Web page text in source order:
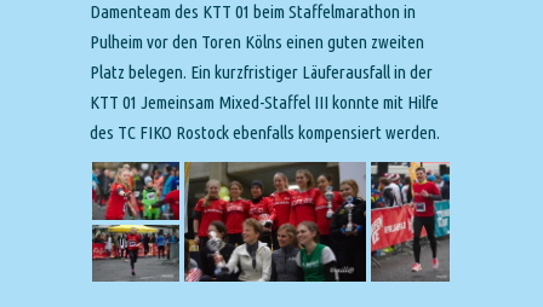
Damenteam des KTT 01 beim Staffelmarathon in
Pulheim vor den Toren Kölns einen guten zweiten
Platz belegen. Ein kurzfristiger Läuferausfall in der
KTT 01 Jemeinsam Mixed-Staffel III konnte mit Hilfe
des TC FIKO Rostock ebenfalls kompensiert werden.